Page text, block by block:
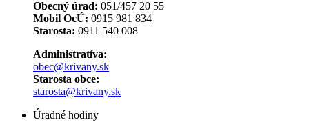
Obecný úrad: 051/457 20 55
Mobil OcÚ: 0915 981 834
Starosta: 0911 540 008
Administratíva:
obec@krivany.sk
Starosta obce:
starosta@krivany.sk
Úradné hodiny